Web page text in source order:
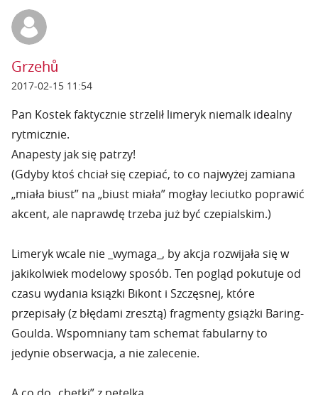
Grzehů
2017-02-15 11:54
Pan Kostek faktycznie strzelił limeryk niemalk idealny
rytmicznie.
Anapesty jak się patrzy!
(Gdyby ktoś chciał się czepiać, to co najwyżej zamiana
„miała biust” na „biust miała” mogłay leciutko poprawić
akcent, ale naprawdę trzeba już być czepialskim.)
Limeryk wcale nie _wymaga_, by akcja rozwijała się w
jakikolwiek modelowy sposób. Ten pogląd pokutuje od
czasu wydania książki Bikont i Szczęsnej, które
przepisały (z błędami zresztą) fragmenty gsiążki Baring-
Goulda. Wspomniany tam schemat fabularny to
jedynie obserwacja, a nie zalecenie.